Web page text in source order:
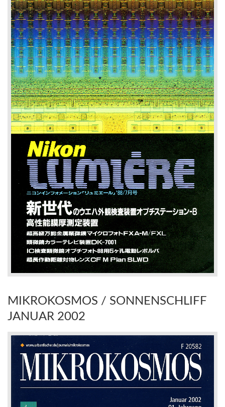
MIKROKOSMOS / SONNENSCHLIFF
JANUAR 2002